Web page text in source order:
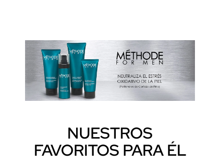
NUESTROS
FAVORITOS PARA ÉL